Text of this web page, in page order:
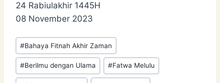
24 Rabiulakhir 1445H
08 November 2023
Post
Tags:
#Bahaya Fitnah Akhir Zaman
#Berilmu dengan Ulama #Fatwa Melulu